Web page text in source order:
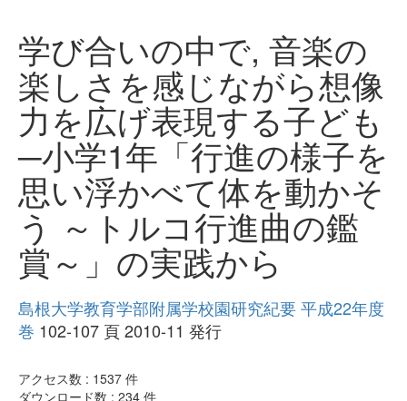
学び合いの中で, 音楽の
楽しさを感じながら想像
力を広げ表現する子ども
─小学1年「行進の様子を
思い浮かべて体を動かそ
う ～トルコ行進曲の鑑
賞～」の実践から
島根大学教育学部附属学校園研究紀要 平成22年度
巻 102-107 頁 2010-11 発行
アクセス数 : 1537 件
ダウンロード数 : 234 件